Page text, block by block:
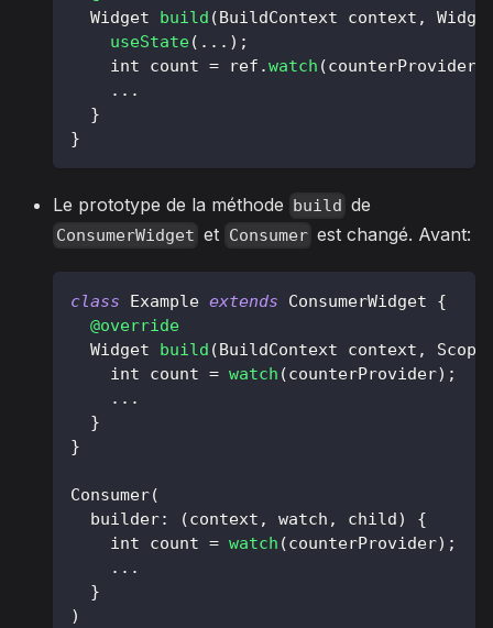
Widget
build (BuildContext context ,
useState( . . . ) ;
    int count
= ref .watch (counterProvider
. . .
}
}
Le prototype de la méthode build de
ConsumerWidget et Consumer est changé. Avant:
class Example extends ConsumerWidget
{
@override
Widget
build (BuildContext context ,
    int count
= watch (counterProvider) ;
. . .
}
}
Consumer(
  builder
: (context , watch , child)
{
    int count
= watch (counterProvider) ;
. . .
}
)